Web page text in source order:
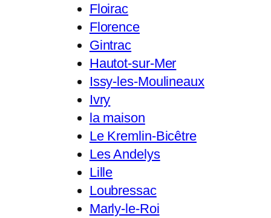
Floirac
Florence
Gintrac
Hautot-sur-Mer
Issy-les-Moulineaux
Ivry
la maison
Le Kremlin-Bicêtre
Les Andelys
Lille
Loubressac
Marly-le-Roi